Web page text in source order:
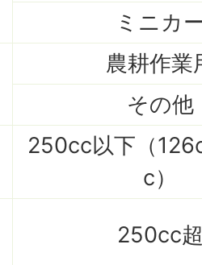
ミニカ
農耕作業
その他
250cc以下（
c）
250cc